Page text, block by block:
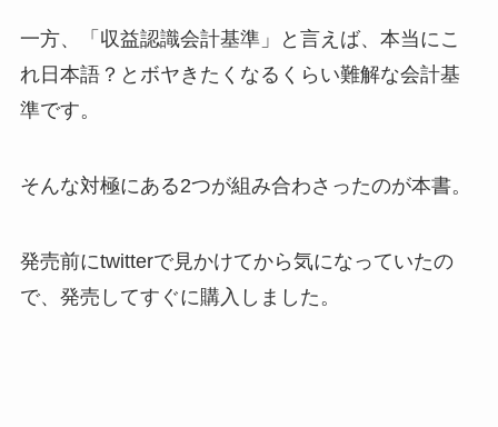
一方、 「収益認識会計基準」 と言えば、 本当にこ
れ日本語？とボヤきたくなるくらい難解な会計基
準です。
そんな対極にある2つが組み合わさったのが本書。
発売前にtwitterで見かけてから気になっていたの
で、 発売してすぐに購入しました 。